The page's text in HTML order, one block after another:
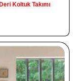
Koltuk Takımı